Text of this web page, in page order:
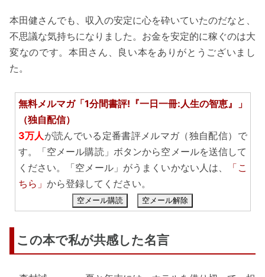
本田健さんでも、収入の安定に心を砕いていたのだなと、
不思議な気持ちになりました。お金を安定的に稼ぐのは大
変なのです。本田さん、良い本をありがとうございまし
た。
無料メルマガ「1分間書評!『一日一冊:人生の智恵』」
（独自配信）
3万人が読んでいる定番書評メルマガ（独自配信）で
す。「空メール購読」ボタンから空メールを送信して
ください。「空メール」がうまくいかない人は、
「こ
ちら」 から登録してください。
空メール購読 空メール解除
この本で私が共感した名言